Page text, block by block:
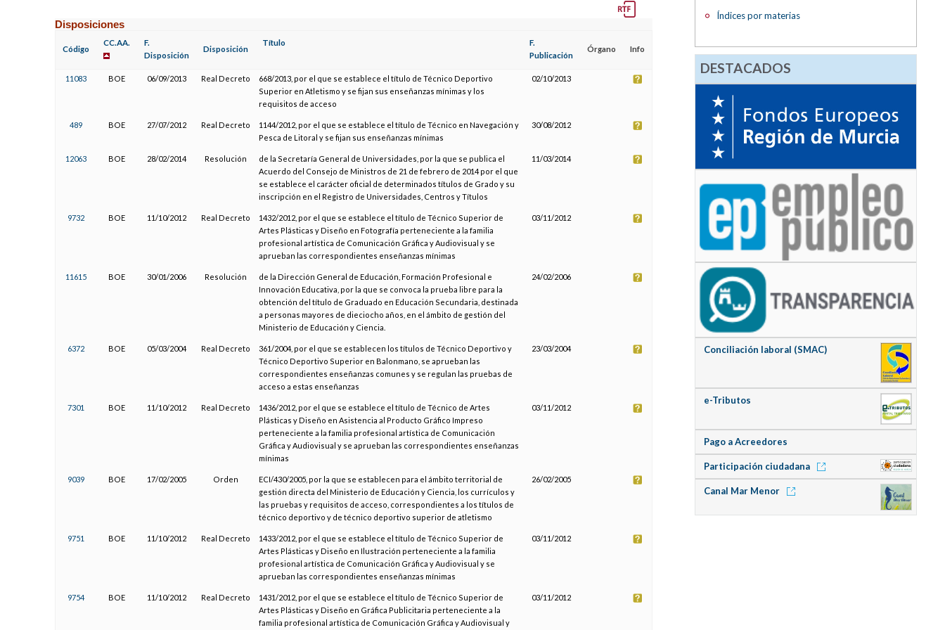
Disposiciones
Código
CC.AA.
F.
Disposición
Disposición
Título
F.
Publicación
Órgano Info
11083 BOE 06/09/2013 Real Decreto
668/2013, por el que se establece el título de Técnico Deportivo
Superior en Atletismo y se fijan sus enseñanzas mínimas y los
requisitos de acceso
02/10/2013
489 BOE 27/07/2012 Real Decreto
1144/2012, por el que se establece el título de Técnico en Navegación y
Pesca de Litoral y se fijan sus enseñanzas mínimas
30/08/2012
12063 BOE 28/02/2014 Resolución
de la Secretaría General de Universidades, por la que se publica el
Acuerdo del Consejo de Ministros de 21 de febrero de 2014 por el que
se establece el carácter oficial de determinados títulos de Grado y su
inscripción en el Registro de Universidades, Centros y Títulos
11/03/2014
9732 BOE 11/10/2012 Real Decreto
1432/2012, por el que se establece el título de Técnico Superior de
Artes Plásticas y Diseño en Fotografía perteneciente a la familia
profesional artística de Comunicación Gráfica y Audiovisual y se
aprueban las correspondientes enseñanzas mínimas
03/11/2012
11615 BOE 30/01/2006 Resolución
de la Dirección General de Educación, Formación Profesional e
Innovación Educativa, por la que se convoca la prueba libre para la
obtención del título de Graduado en Educación Secundaria, destinada
a personas mayores de dieciocho años, en el ámbito de gestión del
Ministerio de Educación y Ciencia.
24/02/2006
6372 BOE 05/03/2004 Real Decreto
361/2004, por el que se establecen los títulos de Técnico Deportivo y
Técnico Deportivo Superior en Balonmano, se aprueban las
correspondientes enseñanzas comunes y se regulan las pruebas de
acceso a estas enseñanzas
23/03/2004
7301 BOE 11/10/2012 Real Decreto
1436/2012, por el que se establece el título de Técnico de Artes
Plásticas y Diseño en Asistencia al Producto Gráfico Impreso
perteneciente a la familia profesional artística de Comunicación
Gráfica y Audiovisual y se aprueban las correspondientes enseñanzas
mínimas
03/11/2012
9039 BOE 17/02/2005 Orden
ECI/430/2005, por la que se establecen para el ámbito territorial de
gestión directa del Ministerio de Educación y Ciencia, los currículos y
las pruebas y requisitos de acceso, correspondientes a los títulos de
técnico deportivo y de técnico deportivo superior de atletismo
26/02/2005
9751 BOE 11/10/2012 Real Decreto
1433/2012, por el que se establece el título de Técnico Superior de
Artes Plásticas y Diseño en Ilustración perteneciente a la familia
profesional artística de Comunicación Gráfica y Audiovisual y se
aprueban las correspondientes enseñanzas mínimas
03/11/2012
9754 BOE 11/10/2012 Real Decreto
1431/2012, por el que se establece el título de Técnico Superior de
Artes Plásticas y Diseño en Gráfica Publicitaria perteneciente a la
familia profesional artística de Comunicación Gráfica y Audiovisual y
03/11/2012
Índices por materias
DESTACADOS
Conciliación laboral (SMAC)
e-Tributos
Pago a Acreedores
Participación ciudadana
Canal Mar Menor